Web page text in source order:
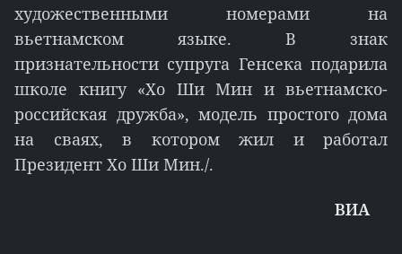
художественными номерами на
вьетнамском языке. В знак
признательности супруга Генсека подарила
школе книгу «Хо Ши Мин и вьетнамcко-
российская дружба», модель простого дома
на сваях, в котором жил и работал
Президент Хо Ши Мин./.
ВИА